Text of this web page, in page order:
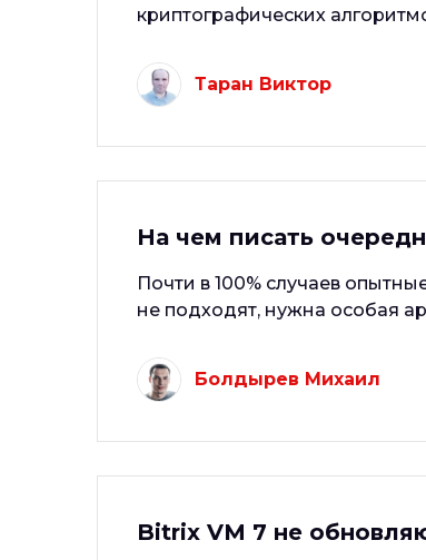
криптографических
Таран Виктор
На чем писать
Почти в 100% случаев
не подходят, нужна особая
Болдырев Михаил
Bitrix VM 7 не